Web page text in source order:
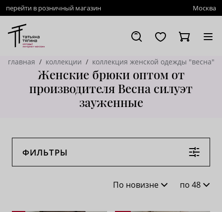
перейти в розничный магазин Москва
главная коллекции коллекция женской одежды "весна"
Женские брюки оптом от
производителя Весна силуэт
зауженные
ФИЛЬТРЫ
По новизне
по 48